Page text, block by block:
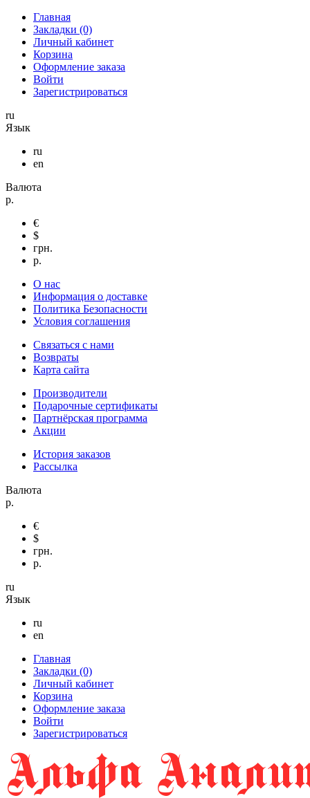
Главная
Закладки (0)
Личный кабинет
Корзина
Оформление заказа
Войти
Зарегистрироваться
ru
Язык
ru
en
Валюта
р.
€
$
грн.
р.
О нас
Информация о доставке
Политика Безопасности
Условия соглашения
Связаться с нами
Возвраты
Карта сайта
Производители
Подарочные сертификаты
Партнёрская программа
Акции
История заказов
Рассылка
Валюта
р.
€
$
грн.
р.
ru
Язык
ru
en
Главная
Закладки (0)
Личный кабинет
Корзина
Оформление заказа
Войти
Зарегистрироваться